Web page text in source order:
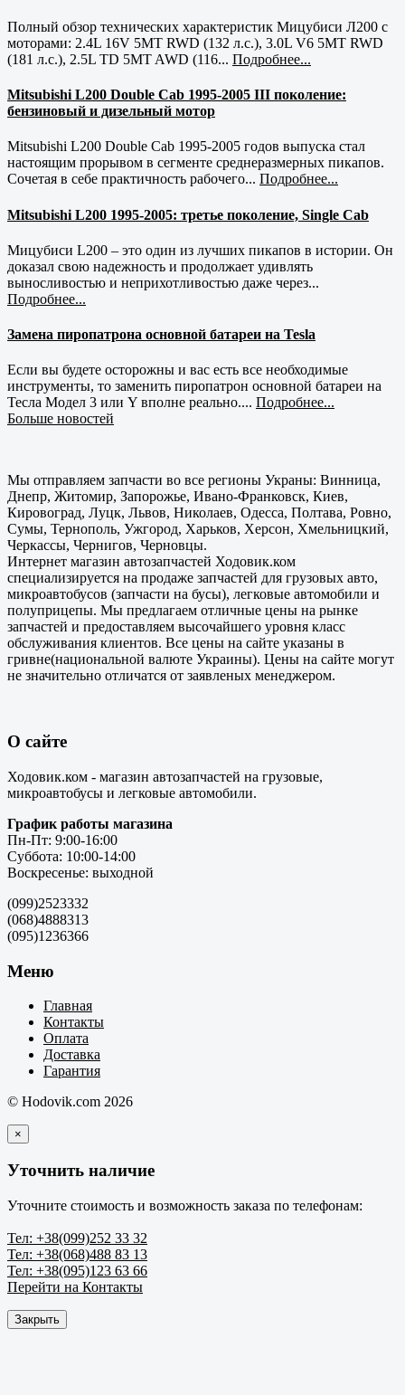
Полный обзор технических характеристик Мицубиси Л200 с
моторами: 2.4L 16V 5MT RWD (132 л.с.), 3.0L V6 5MT RWD
(181 л.с.), 2.5L TD 5MT AWD (116... Подробнее...
Mitsubishi L200 Double Cab 1995-2005 III поколение:
бензиновый и дизельный мотор
Mitsubishi L200 Double Cab 1995-2005 годов выпуска стал
настоящим прорывом в сегменте среднеразмерных пикапов.
Сочетая в себе практичность рабочего... Подробнее...
Mitsubishi L200 1995-2005: третье поколение, Single Cab
Мицубиси L200 – это один из лучших пикапов в истории. Он
доказал свою надежность и продолжает удивлять
выносливостью и неприхотливостью даже через...
Подробнее...
Замена пиропатрона основной батареи на Tesla
Если вы будете осторожны и вас есть все необходимые
инструменты, то заменить пиропатрон основной батареи на
Тесла Модел 3 или Y вполне реально.... Подробнее...
Больше новостей
Мы отправляем запчасти во все регионы Украны: Винница,
Днепр, Житомир, Запорожье, Ивано-Франковск, Киев,
Кировоград, Луцк, Львов, Николаев, Одесса, Полтава, Ровно,
Сумы, Тернополь, Ужгород, Харьков, Херсон, Хмельницкий,
Черкассы, Чернигов, Черновцы.
Интернет магазин автозапчастей Ходовик.ком
специализируется на продаже запчастей для грузовых авто,
микроавтобусов (запчасти на бусы), легковые автомобили и
полуприцепы. Мы предлагаем отличные цены на рынке
запчастей и предоставляем высочайшего уровня класс
обслуживания клиентов. Все цены на сайте указаны в
гривне(национальной валюте Украины). Цены на сайте могут
не значительно отличатся от заявленых менеджером.
О сайте
Ходовик.ком - магазин автозапчастей на грузовые,
микроавтобусы и легковые автомобили.
График работы магазина
Пн-Пт: 9:00-16:00
Суббота: 10:00-14:00
Воскресенье: выходной
(099)2523332
(068)4888313
(095)1236366
Меню
Главная
Контакты
Оплата
Доставка
Гарантия
© Hodovik.com 2026
×
Уточнить наличие
Уточните стоимость и возможность заказа по телефонам:
Тел: +38(099)252 33 32
Тел: +38(068)488 83 13
Тел: +38(095)123 63 66
Перейти на Контакты
Закрыть